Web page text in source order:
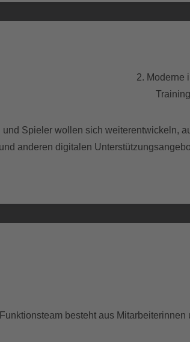
2. Moderne
Spieler wollen sich weiterentwickeln,
anderen digitalen
besteht aus